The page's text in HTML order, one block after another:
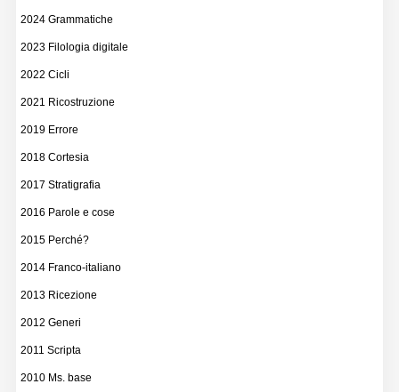
2024 Grammatiche
2023 Filologia digitale
2022 Cicli
2021 Ricostruzione
2019 Errore
2018 Cortesia
2017 Stratigrafia
2016 Parole e cose
2015 Perché?
2014 Franco-italiano
2013 Ricezione
2012 Generi
2011 Scripta
2010 Ms. base